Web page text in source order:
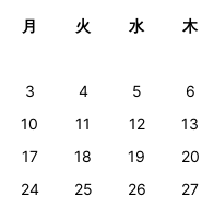
月
火 水 木
3
4 5 6
10
11 12 13
17
18 19 20
24
25 26 27